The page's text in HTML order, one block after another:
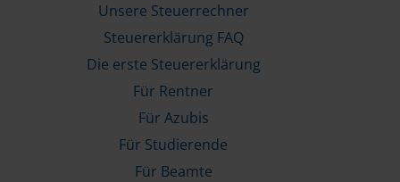
Unsere Steuerrechner
Steuererklärung FAQ
Die erste Steuererklärung
Für Rentner
Für Azubis
Für Studierende
Für Beamte